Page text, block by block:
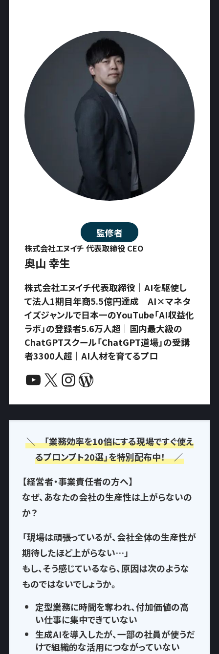
監修者
株式会社エヌイチ 代表取締役 CEO
奥山 幸生
株式会社エヌイチ代表取締役｜AIを駆使し
て法人1期目年商5.5億円達成｜AI×マネタ
イズジャンルで日本一のYouTube「AI収益化
ラボ」の登録者5.6万人超｜国内最大級の
ChatGPTスクール「ChatGPT道場」の受講
者3300人超｜AI人材を育てるプロ
YouTube X InstagramWordPress
＼ 「業務効率を10倍にする現場ですぐ使え
るプロンプト20選」を特別配布中！ ／
【経営者・事業責任者の方へ】
なぜ、あなたの会社の生産性は上がらないの
か？
「現場は頑張っているが、会社全体の生産性が
期待したほど上がらない…」
もし、そう感じているなら、原因は次のような
ものではないでしょうか。
定型業務に時間を奪われ、付加価値の高
い仕事に集中できていない
生成AIを導入したが、一部の社員が使うだ
けで組織的な活用につながっていない